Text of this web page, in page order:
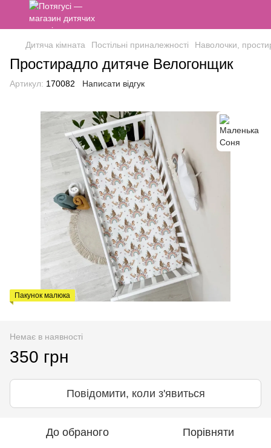
Дитяча кімната Постільні приналежності Наволочки,
Простирадло дитяче Велогонщик
Артикул: 170082 Написати відгук
Пакунок малюка
Немає в наявності
350 грн
Повідомити, коли з'явиться
До обраного Порівняти